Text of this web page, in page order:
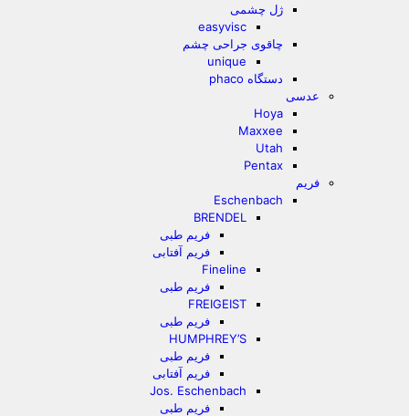
ژل چشمی
easyvisc
چاقوی جراحی چشم
unique
دستگاه phaco
عدسی
Hoya
Maxxee
Utah
Pentax
فریم
Eschenbach
BRENDEL
فریم طبی
فریم آفتابی
Fineline
فریم طبی
FREIGEIST
فریم طبی
HUMPHREY’S
فریم طبی
فریم آفتابی
Jos. Eschenbach
فریم طبی